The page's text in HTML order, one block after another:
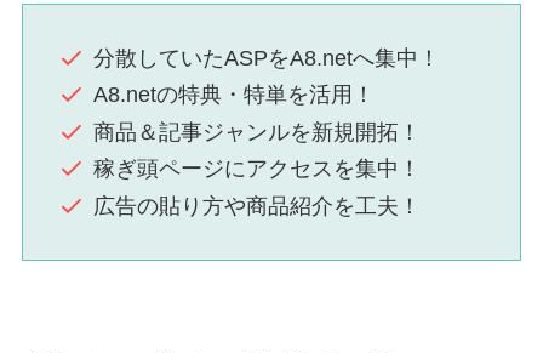
分散していたASPをA8.netへ集中！
A8.netの特典・特単を活用！
商品＆記事ジャンルを新規開拓！
稼ぎ頭ページにアクセスを集中！
広告の貼り方や商品紹介を工夫！